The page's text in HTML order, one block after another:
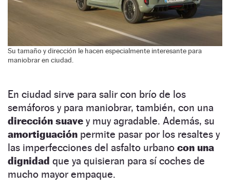
Su tamaño y dirección le hacen especialmente interesante para
maniobrar en ciudad.
En ciudad sirve para salir con brío de los
semáforos y para maniobrar, también, con una
dirección suave y muy agradable. Además, su
amortiguación permite pasar por los resaltes y
las imperfecciones del asfalto urbano con una
dignidad que ya quisieran para sí coches de
mucho mayor empaque.